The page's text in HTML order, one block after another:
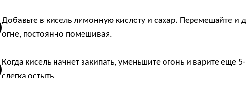
Добавьте в кисель лимонную кислоту и сахар. Перемешайте и
огне, постоянно помешивая.
Когда кисель начнет закипать, уменьшите огонь и варите еще
слегка остыть.